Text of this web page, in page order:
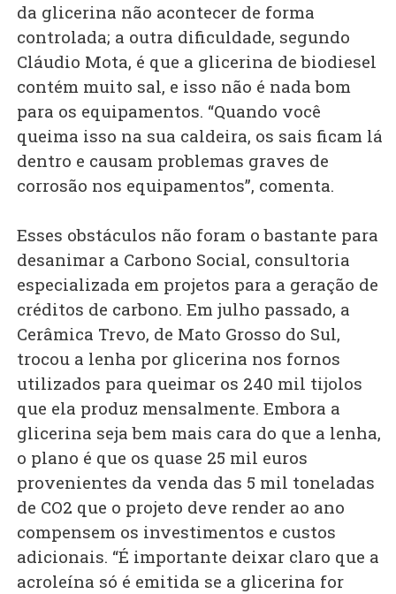
da glicerina não acontecer de forma
controlada; a outra dificuldade, segundo
Cláudio Mota, é que a glicerina de biodiesel
contém muito sal, e isso não é nada bom
para os equipamentos. “Quando você
queima isso na sua caldeira, os sais ficam lá
dentro e causam problemas graves de
corrosão nos equipamentos”, comenta.
Esses obstáculos não foram o bastante para
desanimar a Carbono Social, consultoria
especializada em projetos para a geração de
créditos de carbono. Em julho passado, a
Cerâmica Trevo, de Mato Grosso do Sul,
trocou a lenha por glicerina nos fornos
utilizados para queimar os 240 mil tijolos
que ela produz mensalmente. Embora a
glicerina seja bem mais cara do que a lenha,
o plano é que os quase 25 mil euros
provenientes da venda das 5 mil toneladas
de CO2 que o projeto deve render ao ano
compensem os investimentos e custos
adicionais. “É importante deixar claro que a
acroleína só é emitida se a glicerina for